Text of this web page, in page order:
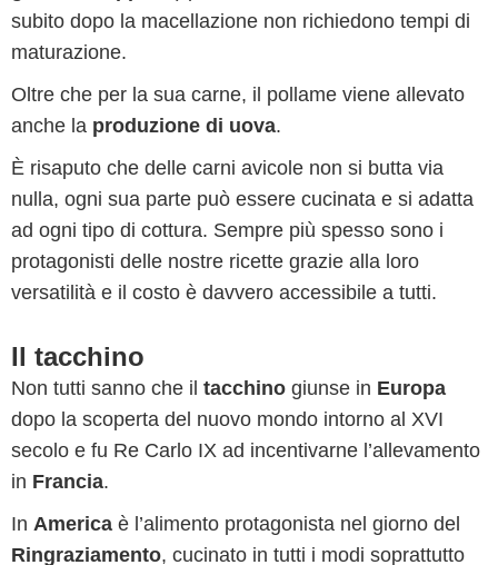
subito dopo la macellazione non richiedono tempi di
maturazione.
Oltre che per la sua carne, il pollame viene allevato
anche la produzione di uova.
È risaputo che delle carni avicole non si butta via
nulla, ogni sua parte può essere cucinata e si adatta
ad ogni tipo di cottura. Sempre più spesso sono i
protagonisti delle nostre ricette grazie alla loro
versatilità e il costo è davvero accessibile a tutti.
Il tacchino
Non tutti sanno che il tacchino giunse in Europa
dopo la scoperta del nuovo mondo intorno al XVI
secolo e fu Re Carlo IX ad incentivarne l’allevamento
in Francia.
In America è l’alimento protagonista nel giorno del
Ringraziamento, cucinato in tutti i modi soprattutto